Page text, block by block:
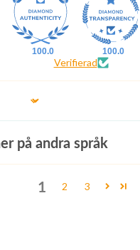
100.0 100.0
Verifierad
på andra språk
1 2 3